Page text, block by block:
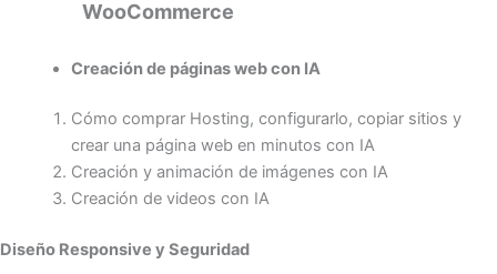
WooCommerce
Creación de páginas web con IA
Cómo comprar Hosting, configurarlo, copiar sitios y
crear una página web en minutos con IA
Creación y animación de imágenes con IA
Creación de videos con IA
Diseño Responsive y Seguridad